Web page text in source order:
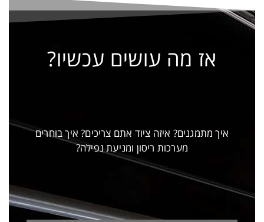
אז מה עושים עכשיו?
איך מתמגנים? איזה ציוד אתם צריכים? איך בוחרים
מערכות ריסון ומניעת נפילה​?